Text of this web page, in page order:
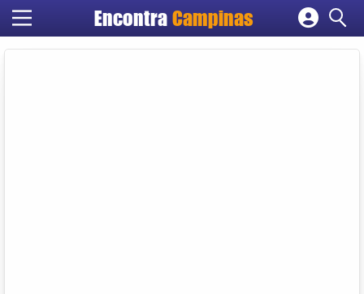
Encontra Campinas
Cadastrar empresa